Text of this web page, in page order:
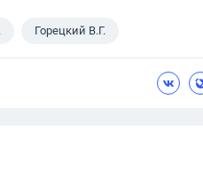
Горецкий В.Г.